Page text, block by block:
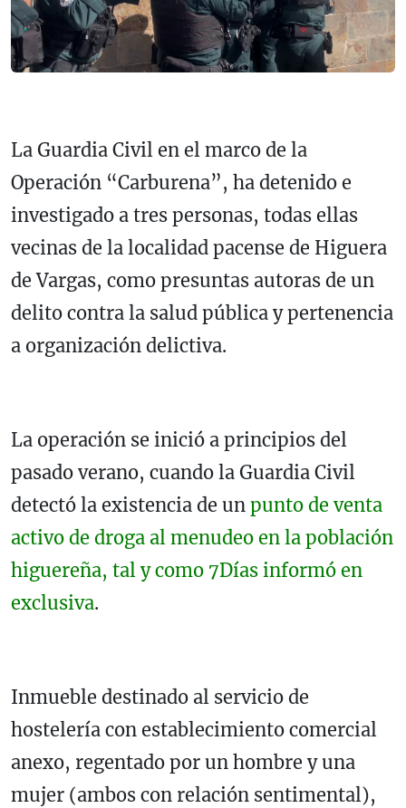
La Guardia Civil en el marco de la
Operación “Carburena”, ha detenido e
investigado a tres personas, todas ellas
vecinas de la localidad pacense de Higuera
de Vargas, como presuntas autoras de un
delito contra la salud pública y pertenencia
a organización delictiva.
La operación se inició a principios del
pasado verano, cuando la Guardia Civil
detectó la existencia de un punto de venta
activo de droga al menudeo en la población
higuereña, tal y como 7Días informó en
exclusiva.
Inmueble destinado al servicio de
hostelería con establecimiento comercial
anexo, regentado por un hombre y una
mujer (ambos con relación sentimental),